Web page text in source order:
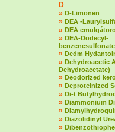
D
» D-Limonen
» DEA -
» DEA
» DEA-Dodecyl-
benzenesulfonate
» Dedm
» Dehydroacetic
Dehydroacetate)
» Deodorized
» Deproteinized
» Di-t
» Diammonium
»
» Diazolidinyl
»